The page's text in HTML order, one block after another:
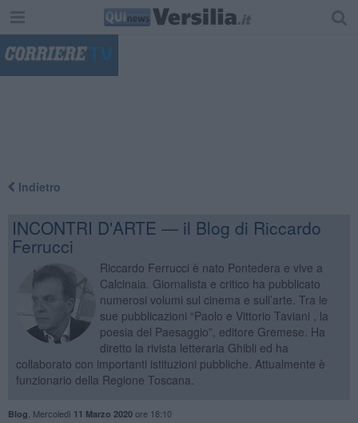
Indietro
INCONTRI D'ARTE — il Blog di Riccardo
Ferrucci
Riccardo Ferrucci è nato Pontedera e vive a
Calcinaia. Giornalista e critico ha pubblicato
numerosi volumi sul cinema e sull’arte. Tra le
sue pubblicazioni “Paolo e Vittorio Taviani , la
poesia del Paesaggio”, editore Gremese. Ha
diretto la rivista letteraria Ghibli ed ha
collaborato con importanti istituzioni pubbliche. Attualmente è
funzionario della Regione Toscana.
Blog Mercoledì 11 Marzo 2020ore 18:10